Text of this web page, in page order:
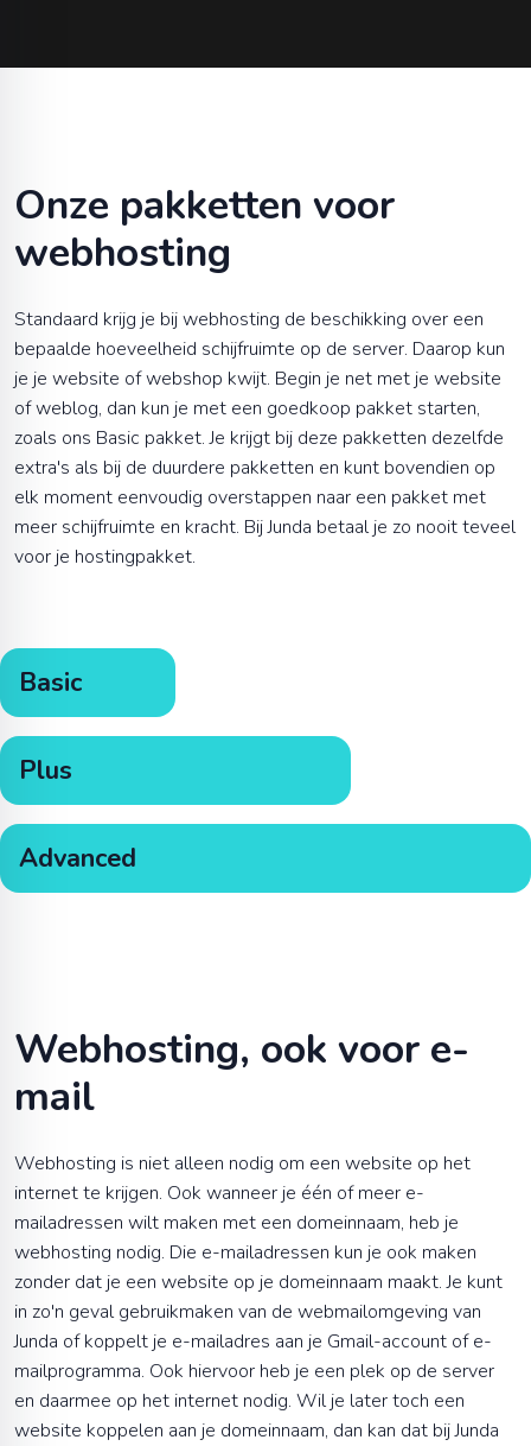
Onze pakketten voor
webhosting
Standaard krijg je bij webhosting de beschikking over een
bepaalde hoeveelheid schijfruimte op de server. Daarop kun
je je website of webshop kwijt. Begin je net met je website
of weblog, dan kun je met een goedkoop pakket starten,
zoals ons Basic pakket. Je krijgt bij deze pakketten dezelfde
extra's als bij de duurdere pakketten en kunt bovendien op
elk moment eenvoudig overstappen naar een pakket met
meer schijfruimte en kracht. Bij Junda betaal je zo nooit teveel
voor je hostingpakket.
Basic
Plus
Advanced
Webhosting, ook voor e-
mail
Webhosting is niet alleen nodig om een website op het
internet te krijgen. Ook wanneer je één of meer e-
mailadressen wilt maken met een domeinnaam, heb je
webhosting nodig. Die e-mailadressen kun je ook maken
zonder dat je een website op je domeinnaam maakt. Je kunt
in zo'n geval gebruikmaken van de webmailomgeving van
Junda of koppelt je e-mailadres aan je Gmail-account of e-
mailprogramma. Ook hiervoor heb je een plek op de server
en daarmee op het internet nodig. Wil je later toch een
website koppelen aan je domeinnaam, dan kan dat bij Junda